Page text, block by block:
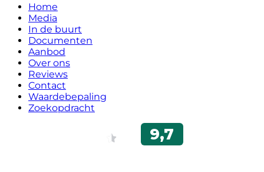
Home
Media
In de buurt
Documenten
Aanbod
Over ons
Reviews
Contact
Waardebepaling
Zoekopdracht